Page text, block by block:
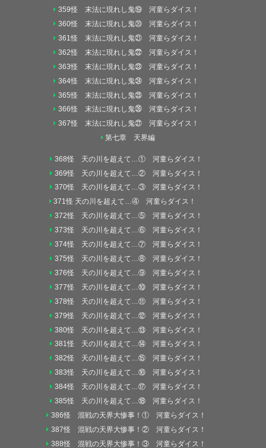
359怪 末法に現れし鬼⑲ 河童らダイス！
360怪 末法に現れし鬼⑳ 河童らダイス！
361怪 末法に現れし鬼㉑ 河童らダイス！
362怪 末法に現れし鬼㉒ 河童らダイス！
363怪 末法に現れし鬼㉓ 河童らダイス！
364怪 末法に現れし鬼㉔ 河童らダイス！
365怪 末法に現れし鬼㉕ 河童らダイス！
366怪 末法に現れし鬼㉖ 河童らダイス！
367怪 末法に現れし鬼㉗ 河童らダイス！
第七章 天界編
368怪 天の川を超えて…① 河童らダイス！
369怪 天の川を超えて…② 河童らダイス！
370怪 天の川を超えて…③ 河童らダイス！
371怪 天の川を超えて…④ 河童らダイス！
372怪 天の川を超えて…⑤ 河童らダイス！
373怪 天の川を超えて…⑥ 河童らダイス！
374怪 天の川を超えて…⑦ 河童らダイス！
375怪 天の川を超えて…⑧ 河童らダイス！
376怪 天の川を超えて…⑨ 河童らダイス！
377怪 天の川を超えて…⑩ 河童らダイス！
378怪 天の川を超えて…⑪ 河童らダイス！
379怪 天の川を超えて…⑫ 河童らダイス！
380怪 天の川を超えて…⑬ 河童らダイス！
381怪 天の川を超えて…⑭ 河童らダイス！
382怪 天の川を超えて…⑮ 河童らダイス！
383怪 天の川を超えて…⑯ 河童らダイス！
384怪 天の川を超えて…⑰ 河童らダイス！
385怪 天の川を超えて…⑱ 河童らダイス！
386怪 混戦の天界大惨事！① 河童らダイス！
387怪 混戦の天界大惨事！② 河童らダイス！
388怪 混戦の天界大惨事！③ 河童らダイス！